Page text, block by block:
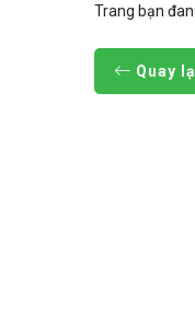
Trang bạn
Quay